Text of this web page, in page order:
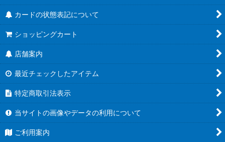
カードの状態表記について
ショッピングカート
店舗案内
最近チェックしたアイテム
特定商取引法表示
当サイトの画像やデータの利用について
ご利用案内